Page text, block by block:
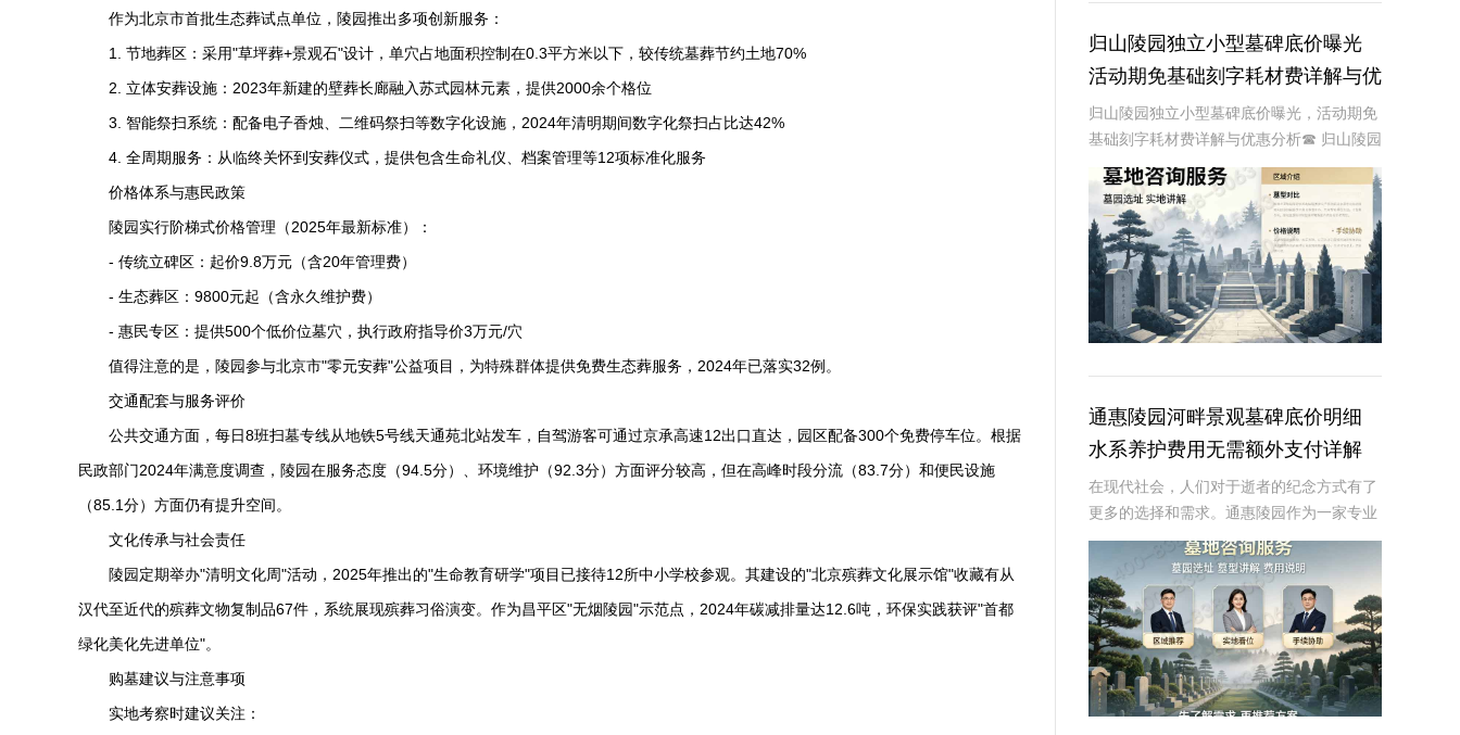
作为北京市首批生态葬试点单位，陵园推出多项创新服务：
1. 节地葬区：采用"草坪葬+景观石"设计，单穴占地面积控制在0.3平方米以下，较传统墓葬节约土地70%
2. 立体安葬设施：2023年新建的壁葬长廊融入苏式园林元素，提供2000余个格位
3. 智能祭扫系统：配备电子香烛、二维码祭扫等数字化设施，2024年清明期间数字化祭扫占比达42%
4. 全周期服务：从临终关怀到安葬仪式，提供包含生命礼仪、档案管理等12项标准化服务
价格体系与惠民政策
陵园实行阶梯式价格管理（2025年最新标准）：
- 传统立碑区：起价9.8万元（含20年管理费）
- 生态葬区：9800元起（含永久维护费）
- 惠民专区：提供500个低价位墓穴，执行政府指导价3万元/穴
值得注意的是，陵园参与北京市"零元安葬"公益项目，为特殊群体提供免费生态葬服务，2024年已落实32例。
交通配套与服务评价
公共交通方面，每日8班扫墓专线从地铁5号线天通苑北站发车，自驾游客可通过京承高速12出口直达，园区配备300个免费停车位。根据
民政部门2024年满意度调查，陵园在服务态度（94.5分）、环境维护（92.3分）方面评分较高，但在高峰时段分流（83.7分）和便民设施
（85.1分）方面仍有提升空间。
文化传承与社会责任
陵园定期举办"清明文化周"活动，2025年推出的"生命教育研学"项目已接待12所中小学校参观。其建设的"北京殡葬文化展示馆"收藏有从
汉代至近代的殡葬文物复制品67件，系统展现殡葬习俗演变。作为昌平区"无烟陵园"示范点，2024年碳减排量达12.6吨，环保实践获评"首都
绿化美化先进单位"。
购墓建议与注意事项
实地考察时建议关注：
归山陵园独立小型墓碑底价曝光
活动期免基础刻字耗材费详解与优
惠分析
归山陵园独立小型墓碑底价曝光，活动期免
基础刻字耗材费详解与优惠分析☎ 归山陵园
电话:400-838-5063在现代社会，随着人们
对生命和死亡观念的不断演变，陵园和墓碑
的选择也变得越来越个性化。归山陵
通惠陵园河畔景观墓碑底价明细
水系养护费用无需额外支付详解
在现代社会，人们对于逝者的纪念方式有了
更多的选择和需求。通惠陵园作为一家专业
的陵园机构，提供多样化的墓碑选择和周到
的服务，其中河畔景观墓碑因其独特的自然
景观和宁静的环境而备受青睐。本文将详细
介绍通惠陵